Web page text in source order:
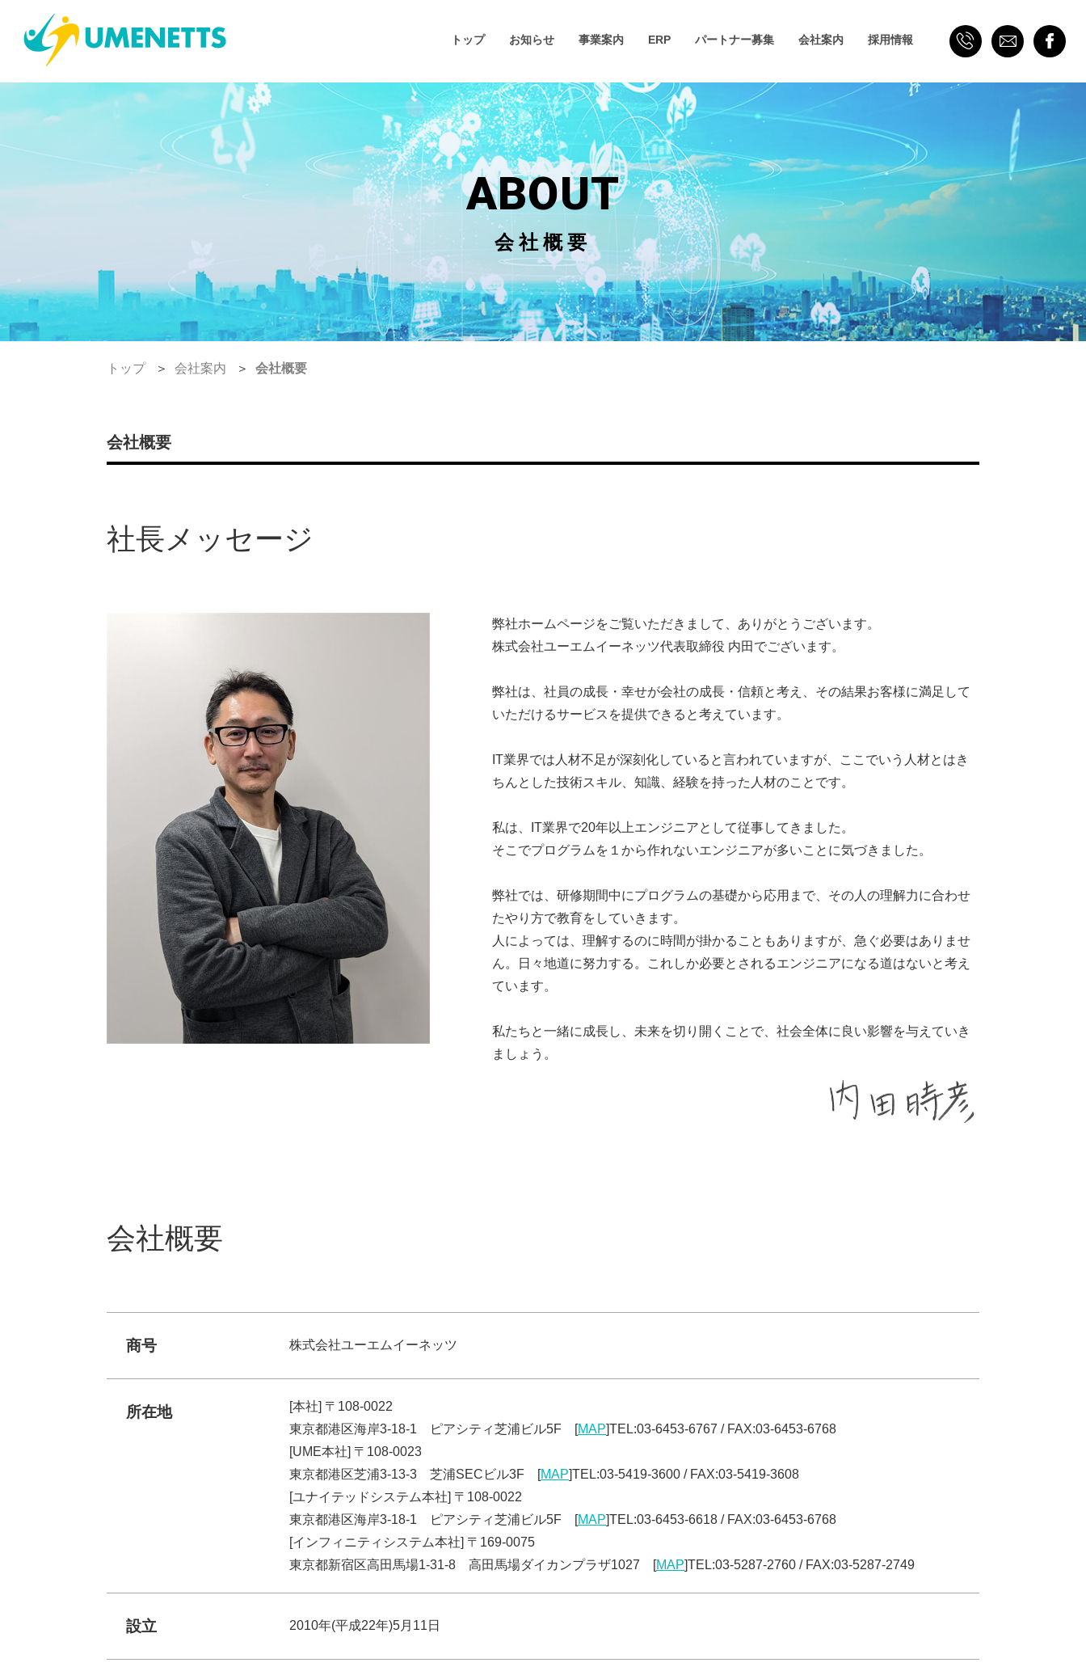
トップ お知らせ 事業案内 ERP パートナー募集 会社案内 採用情報
ABOUT
会社概要
トップ 会社案内 会社概要
会社概要
社長メッセージ
弊社ホームページをご覧いただきまして、ありがとうございます。
株式会社ユーエムイーネッツ代表取締役 内田でございます。
弊社は、社員の成長・幸せが会社の成長・信頼と考え、その結果お客様に満足して
いただけるサービスを提供できると考えています。
IT業界では人材不足が深刻化していると言われていますが、ここでいう人材とはき
ちんとした技術スキル、知識、経験を持った人材のことです。
私は、IT業界で20年以上エンジニアとして従事してきました。
そこでプログラムを１から作れないエンジニアが多いことに気づきました。
弊社では、研修期間中にプログラムの基礎から応用まで、その人の理解力に合わせ
たやり方で教育をしていきます。
人によっては、理解するのに時間が掛かることもありますが、急ぐ必要はありませ
ん。日々地道に努力する。これしか必要とされるエンジニアになる道はないと考え
ています。
私たちと一緒に成長し、未来を切り開くことで、社会全体に良い影響を与えていき
ましょう。
会社概要
商号 株式会社ユーエムイーネッツ
所在地
[本社] 〒108-0022
東京都港区海岸3-18-1 ピアシティ芝浦ビル5F [MAP]TEL:03-6453-6767 / FAX:03-6453-6768
[UME本社] 〒108-0023
東京都港区芝浦3-13-3 芝浦SECビル3F [MAP]TEL:03-5419-3600 / FAX:03-5419-3608
[ユナイテッドシステム本社] 〒108-0022
東京都港区海岸3-18-1 ピアシティ芝浦ビル5F [MAP]TEL:03-6453-6618 / FAX:03-6453-6768
[インフィニティシステム本社] 〒169-0075
東京都新宿区高田馬場1-31-8 高田馬場ダイカンプラザ1027 [MAP]TEL:03-5287-2760 / FAX:03-5287-2749
設立 2010年(平成22年)5月11日